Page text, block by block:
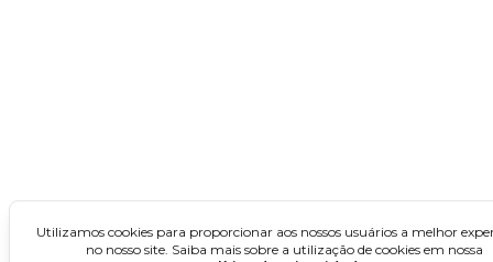
Utilizamos cookies para proporcionar aos nossos usuários a melhor
no nosso site. Saiba mais sobre a utilização de cookies em nossa